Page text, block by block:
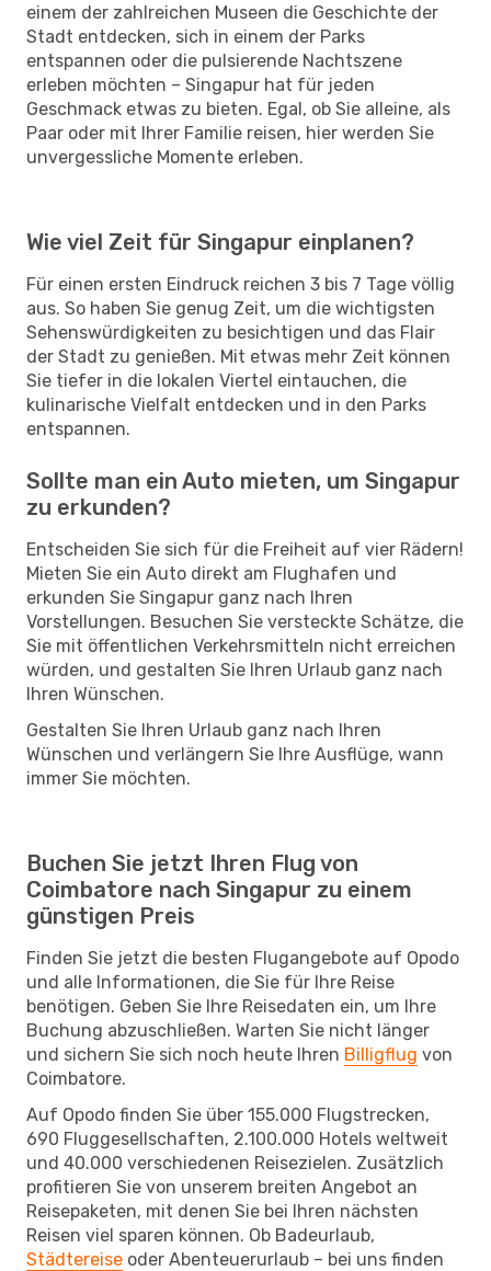
einem der zahlreichen Museen die Geschichte der
Stadt entdecken, sich in einem der Parks
entspannen oder die pulsierende Nachtszene
erleben möchten – Singapur hat für jeden
Geschmack etwas zu bieten. Egal, ob Sie alleine, als
Paar oder mit Ihrer Familie reisen, hier werden Sie
unvergessliche Momente erleben.
Wie viel Zeit für Singapur einplanen?
Für einen ersten Eindruck reichen 3 bis 7 Tage völlig
aus. So haben Sie genug Zeit, um die wichtigsten
Sehenswürdigkeiten zu besichtigen und das Flair
der Stadt zu genießen. Mit etwas mehr Zeit können
Sie tiefer in die lokalen Viertel eintauchen, die
kulinarische Vielfalt entdecken und in den Parks
entspannen.
Sollte man ein Auto mieten, um Singapur
zu erkunden?
Entscheiden Sie sich für die Freiheit auf vier Rädern!
Mieten Sie ein Auto direkt am Flughafen und
erkunden Sie Singapur ganz nach Ihren
Vorstellungen. Besuchen Sie versteckte Schätze, die
Sie mit öffentlichen Verkehrsmitteln nicht erreichen
würden, und gestalten Sie Ihren Urlaub ganz nach
Ihren Wünschen.
Gestalten Sie Ihren Urlaub ganz nach Ihren
Wünschen und verlängern Sie Ihre Ausflüge, wann
immer Sie möchten.
Buchen Sie jetzt Ihren Flug von
Coimbatore nach Singapur zu einem
günstigen Preis
Finden Sie jetzt die besten Flugangebote auf Opodo
und alle Informationen, die Sie für Ihre Reise
benötigen. Geben Sie Ihre Reisedaten ein, um Ihre
Buchung abzuschließen. Warten Sie nicht länger
und sichern Sie sich noch heute Ihren Billigflug von
Coimbatore.
Auf Opodo finden Sie über 155.000 Flugstrecken,
690 Fluggesellschaften, 2.100.000 Hotels weltweit
und 40.000 verschiedenen Reisezielen. Zusätzlich
profitieren Sie von unserem breiten Angebot an
Reisepaketen, mit denen Sie bei Ihren nächsten
Reisen viel sparen können. Ob Badeurlaub,
Städtereise oder Abenteuerurlaub – bei uns finden